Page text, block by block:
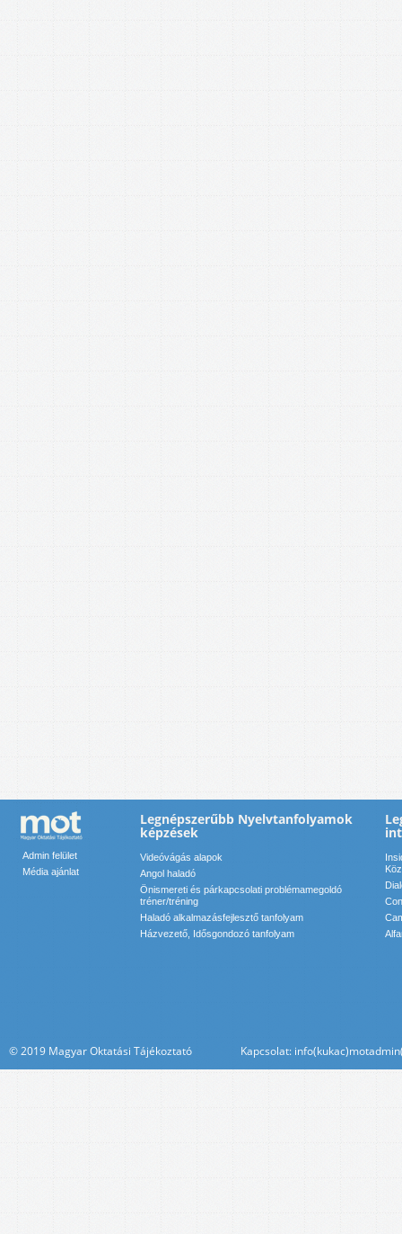
Admin felület
Média ajánlat
Legnépszerűbb Nyelvtanfolyamok
képzések
Videóvágás alapok
Angol haladó
Önismereti és párkapcsolati problémamegoldó
tréner/tréning
Haladó alkalmazásfejlesztő tanfolyam
Házvezető, Idősgondozó tanfolyam
© 2019 Magyar Oktatási Tájékoztató Kapcsolat: